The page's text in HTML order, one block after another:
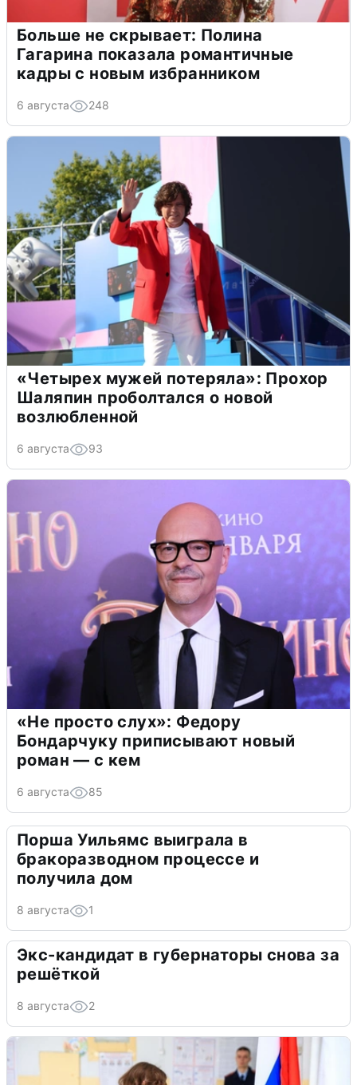
Больше не скрывает: Полина
Гагарина показала романтичные
кадры с новым избранником
6 августа 248
«Четырех мужей потеряла»: Прохор
Шаляпин проболтался о новой
возлюбленной
6 августа 93
«Не просто слух»: Федору
Бондарчуку приписывают новый
роман — с кем
6 августа 85
Порша Уильямс выиграла в
бракоразводном процессе и
получила дом
8 августа 1
Экс-кандидат в губернаторы снова за
решёткой
8 августа 2